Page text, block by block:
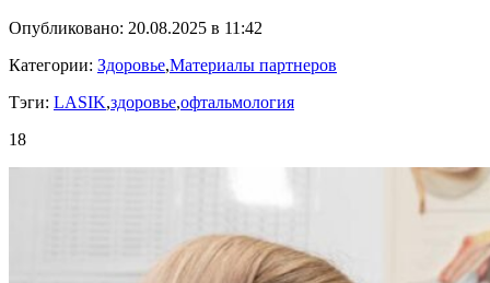
Опубликовано: 20.08.2025 в 11:42
Категории: Здоровье,Материалы партнеров
Тэги: LASIK,здоровье,офтальмология
18